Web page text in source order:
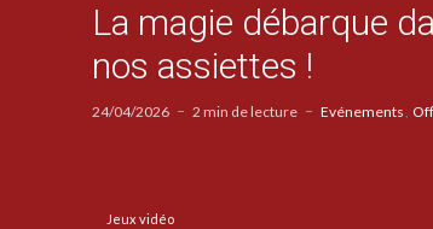
La magie débarque
nos assiettes !
24/04/2026 2 min de lecture Evénements
Jeux vidéo